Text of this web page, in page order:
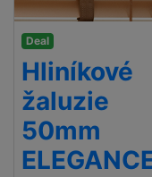
Deal
Hliníkové
žaluzie
50mm